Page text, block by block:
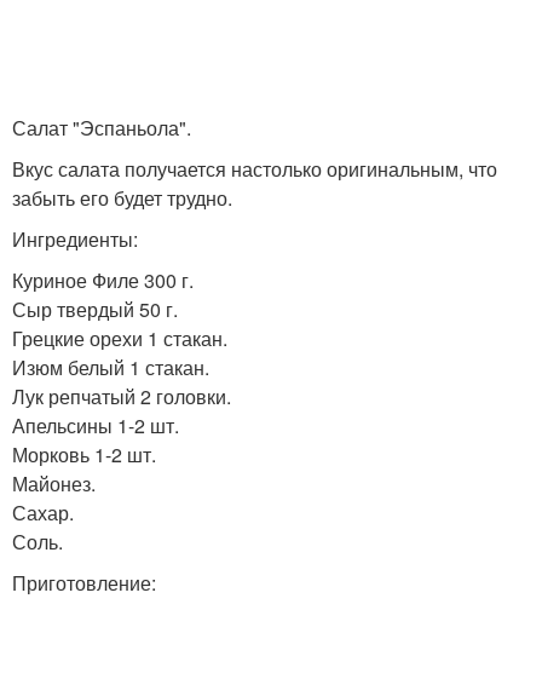
Салат "Эспаньола".
Вкус салата получается настолько оригинальным, что
забыть его будет трудно.
Ингредиенты:
Куриное Филе 300 г.
Сыр твердый 50 г.
Грецкие орехи 1 стакан.
Изюм белый 1 стакан.
Лук репчатый 2 головки.
Апельсины 1-2 шт.
Морковь 1-2 шт.
Майонез.
Сахар.
Соль.
Приготовление: